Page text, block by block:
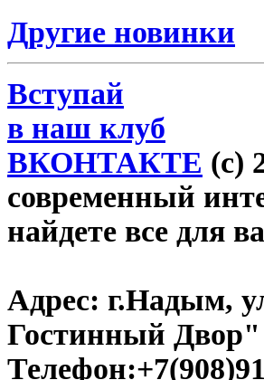
Другие новинки
Вступай
в наш клуб
ВКОНТАКТЕ (c)
современный
найдете все для
Адрес: г.Надым,
Гостинный Двор"
Телефон: